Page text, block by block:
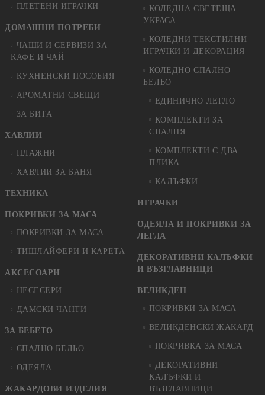
ПЛЕТЕНИ ИГРАЧКИ
ДОМАШНИ ПОТРЕБИ
ЧАШИ И СЕРВИЗИ ЗА
КАФЕ И ЧАЙ
КУХНЕНСКИ ПОСОБИЯ
АРОМАТНИ СВЕЩИ
ЗА БИТА
ХАВЛИИ
ПЛАЖНИ
ХАВЛИИ ЗА БАНЯ
ТЕХНИКА
ПОКРИВКИ ЗА МАСА
ПОКРИВКИ ЗА МАСА
ТИШЛАЙФЕРИ И КАРЕТА
АКСЕСОАРИ
НЕСЕСЕРИ
ДАМСКИ ЧАНТИ
ЗА БЕБЕТО
СПАЛНО БЕЛЬО
ОДЕЯЛА
ЖАКАРДОВИ ИЗДЕЛИЯ
КОЛЕДНА СВЕТЕЩА
УКРАСА
КОЛЕДНИ ТЕКСТИЛНИ
ИГРАЧКИ И ДЕКОРАЦИЯ
КОЛЕДНO СПАЛНO
БЕЛЬО
ЕДИНИЧНО ЛЕГЛО
КОМПЛЕКТИ ЗА
СПАЛНЯ
КОМПЛЕКТИ С ДВА
ПЛИКА
КАЛЪФКИ
ИГРАЧКИ
ОДЕЯЛА И ПОКРИВКИ ЗА
ЛЕГЛА
ДЕКОРАТИВНИ КАЛЪФКИ
И ВЪЗГЛАВНИЦИ
ВЕЛИКДЕН
ПОКРИВКИ ЗА МАСА
ВЕЛИКДЕНСКИ ЖАКАРД
ПОКРИВКА ЗА МАСА
ДЕКОРАТИВНИ
КАЛЪФКИ И
ВЪЗГЛАВНИЦИ